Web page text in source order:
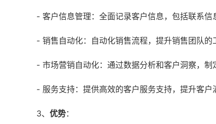
- 客户信息管理：全面记录客户信息，包括联系信
- 销售自动化：自动化销售流程，提升销售团队的
- 市场营销自动化：通过数据分析和客户洞察，制
- 服务支持：提供高效的客户服务支持，提升客户
3、 优势：